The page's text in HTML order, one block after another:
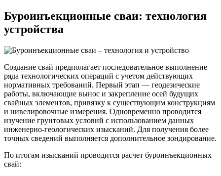
Буроинъекционные сваи: технология
устройства
Создание свай предполагает последовательное выполнение
ряда технологических операций с учетом действующих
нормативных требований. Первый этап — геодезические
работы, включающие вынос и закрепление осей будущих
свайных элементов, привязку к существующим конструкциям
и нивелировочные измерения. Одновременно проводится
изучение грунтовых условий с использованием данных
инженерно-геологических изысканий. Для получения более
точных сведений выполняется дополнительное зондирование.
По итогам изысканий проводится расчет буроинъекционных
свай: